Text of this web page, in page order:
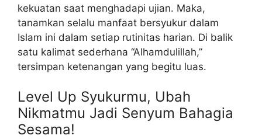
kekuatan saat menghadapi ujian. Maka,
tanamkan selalu manfaat bersyukur dalam
Islam ini dalam setiap rutinitas harian. Di balik
satu kalimat sederhana “Alhamdulillah,”
tersimpan ketenangan yang begitu luas.
Level Up Syukurmu, Ubah
Nikmatmu Jadi Senyum Bahagia
Sesama!